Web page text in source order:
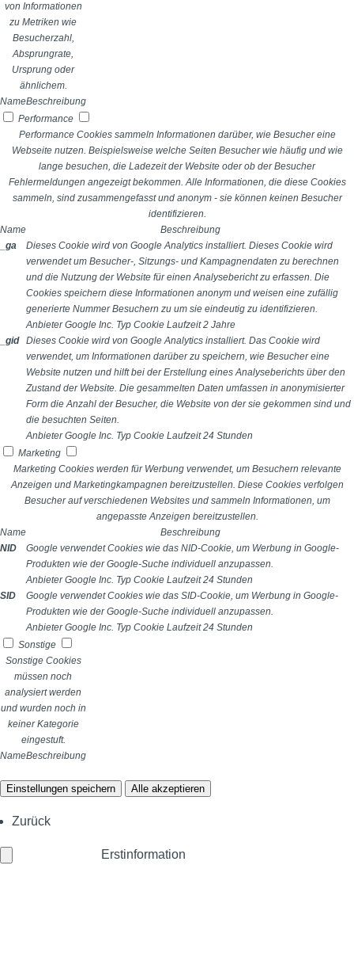
von Informationen
zu Metriken wie
Besucherzahl,
Absprungrate,
Ursprung oder
ähnlichem.
NameBeschreibung
Performance
Performance Cookies sammeln Informationen darüber, wie Besucher eine
Webseite nutzen. Beispielsweise welche Seiten Besucher wie häufig und wie
lange besuchen, die Ladezeit der Website oder ob der Besucher
Fehlermeldungen angezeigt bekommen. Alle Informationen, die diese Cookies
sammeln, sind zusammengefasst und anonym - sie können keinen Besucher
identifizieren.
Name
Beschreibung
_ga
Dieses Cookie wird von Google Analytics installiert. Dieses Cookie wird
verwendet um Besucher-, Sitzungs- und Kampagnendaten zu berechnen
und die Nutzung der Website für einen Analysebericht zu erfassen. Die
Cookies speichern diese Informationen anonym und weisen eine zufällig
generierte Nummer Besuchern zu um sie eindeutig zu identifizieren.
Anbieter Google Inc. Typ Cookie Laufzeit 2 Jahre
_gid
Dieses Cookie wird von Google Analytics installiert. Das Cookie wird
verwendet, um Informationen darüber zu speichern, wie Besucher eine
Website nutzen und hilft bei der Erstellung eines Analyseberichts über den
Zustand der Website. Die gesammelten Daten umfassen in anonymisierter
Form die Anzahl der Besucher, die Website von der sie gekommen sind und
die besuchten Seiten.
Anbieter Google Inc. Typ Cookie Laufzeit 24 Stunden
Marketing
Marketing Cookies werden für Werbung verwendet, um Besuchern relevante
Anzeigen und Marketingkampagnen bereitzustellen. Diese Cookies verfolgen
Besucher auf verschiedenen Websites und sammeln Informationen, um
angepasste Anzeigen bereitzustellen.
Name
Beschreibung
NID
Google verwendet Cookies wie das NID-Cookie, um Werbung in Google-
Produkten wie der Google-Suche individuell anzupassen.
Anbieter Google Inc. Typ Cookie Laufzeit 24 Stunden
SID
Google verwendet Cookies wie das SID-Cookie, um Werbung in Google-
Produkten wie der Google-Suche individuell anzupassen.
Anbieter Google Inc. Typ Cookie Laufzeit 24 Stunden
Sonstige
Sonstige Cookies
müssen noch
analysiert werden
und wurden noch in
keiner Kategorie
eingestuft.
NameBeschreibung
Einstellungen speichern Alle akzeptieren
Zurück
Erstinformation